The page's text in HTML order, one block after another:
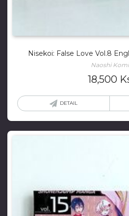
Nisekoi: False Love Vol.8
Naoshi Komi
18,500
DETAIL